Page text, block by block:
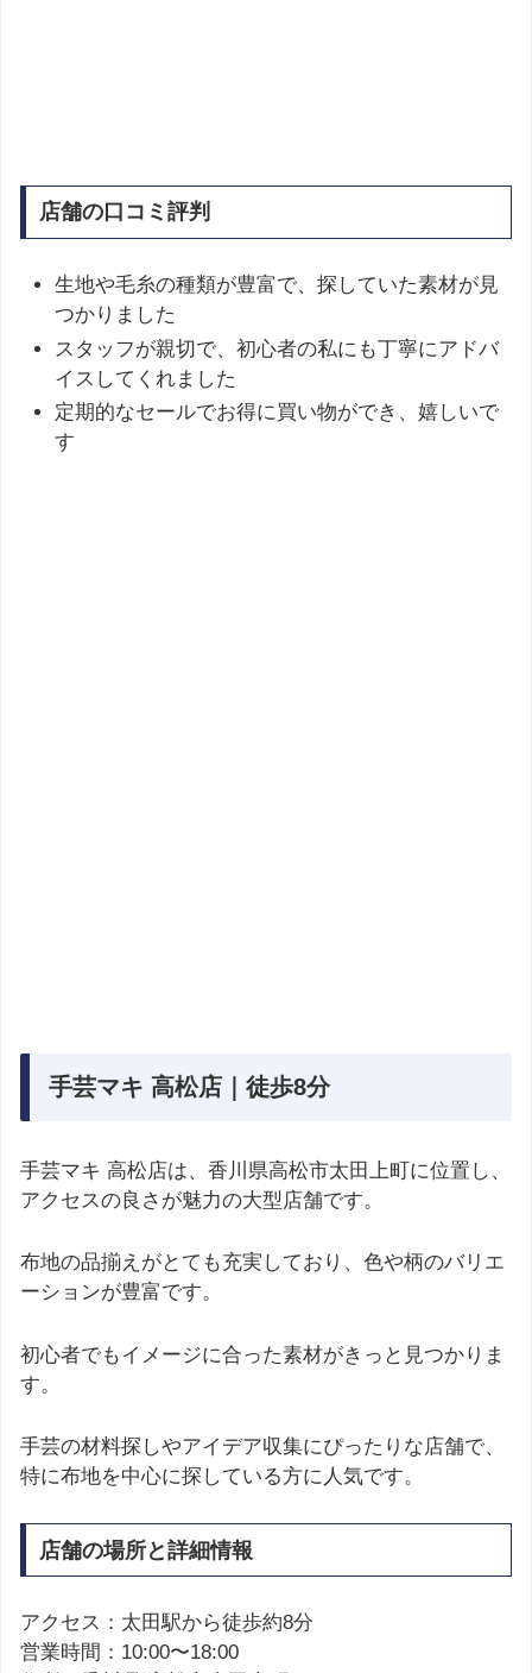
店舗の口コミ評判
生地や毛糸の種類が豊富で、探していた素材が見
つかりました
スタッフが親切で、初心者の私にも丁寧にアドバ
イスしてくれました
定期的なセールでお得に買い物ができ、嬉しいで
す
手芸マキ 高松店｜徒歩8分
手芸マキ 高松店は、香川県高松市太田上町に位置し、
アクセスの良さが魅力の大型店舗です。
布地の品揃えがとても充実しており、色や柄のバリエ
ーションが豊富です。
初心者でもイメージに合った素材がきっと見つかりま
す。
手芸の材料探しやアイデア収集にぴったりな店舗で、
特に布地を中心に探している方に人気です。
店舗の場所と詳細情報
アクセス：太田駅から徒歩約8分
営業時間：10:00〜18:00